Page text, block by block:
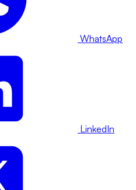
WhatsApp
LinkedIn